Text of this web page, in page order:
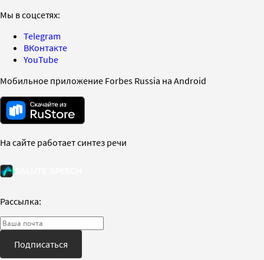
Мы в соцсетях:
Telegram
ВКонтакте
YouTube
Мобильное приложение Forbes Russia на Android
На сайте работает синтез речи
Рассылка:
Подписаться